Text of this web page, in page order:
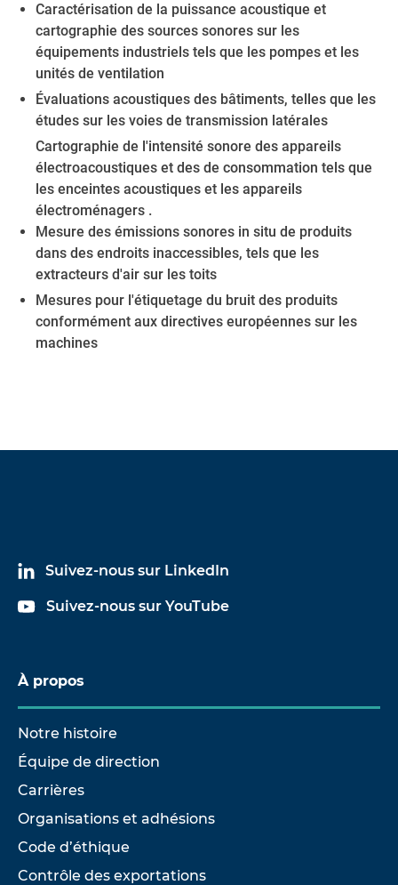
Caractérisation de la puissance acoustique et
cartographie des sources sonores sur les
équipements industriels tels que les pompes et les
unités de ventilation
Évaluations acoustiques des bâtiments, telles que les
études sur les voies de transmission latérales
Cartographie de l'intensité sonore des appareils
électroacoustiques et des de consommation tels que
les enceintes acoustiques et les appareils
électroménagers .
Mesure des émissions sonores in situ de produits
dans des endroits inaccessibles, tels que les
extracteurs d'air sur les toits
Mesures pour l'étiquetage du bruit des produits
conformément aux directives européennes sur les
machines
Suivez-nous sur LinkedIn
Suivez-nous sur YouTube
À propos
Notre histoire
Équipe de direction
Carrières
Organisations et adhésions
Code d’éthique
Contrôle des exportations